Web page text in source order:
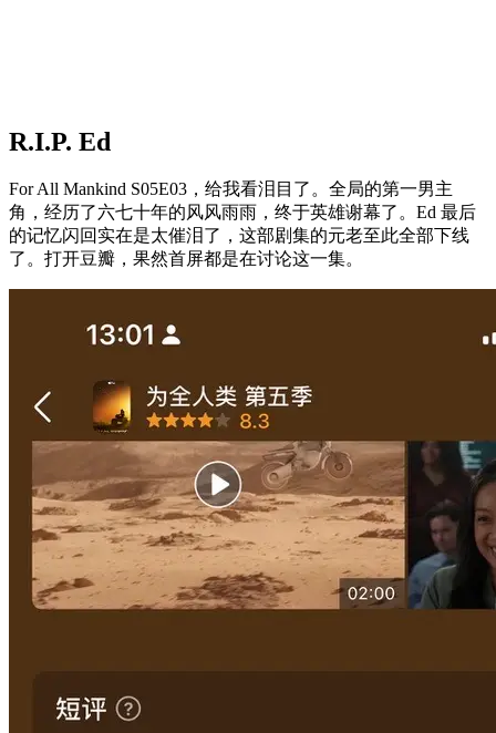
R.I.P. Ed
For All Mankind S05E03，给我看泪目了。全局的第一男主
角，经历了六七十年的风风雨雨，终于英雄谢幕了。Ed 最后
的记忆闪回实在是太催泪了，这部剧集的元老至此全部下线
了。打开豆瓣，果然首屏都是在讨论这一集。